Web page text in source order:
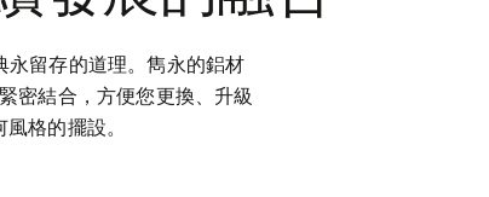
留存的道理。雋永的鋁材
密結合，方便您更換、升級
格的擺設。